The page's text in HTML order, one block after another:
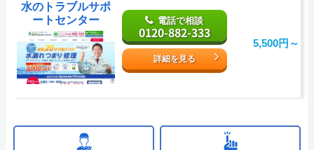
水のトラブルサポ
ートセンター
電話で相談
0120-882-333
詳細を見る
5,500円～